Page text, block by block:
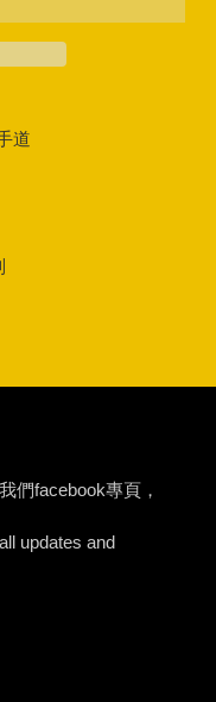
道
們facebook專頁，
updates and